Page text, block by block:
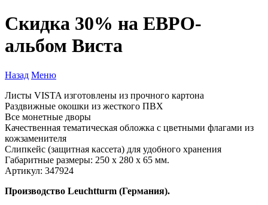
Скидка 30% на ЕВРО-
альбом Виста
Назад Меню
Листы VISTA изготовлены из прочного картона
Раздвижные окошки из жесткого ПВХ
Все монетные дворы
Качественная тематическая обложка с цветными флагами из
кожзаменителя
Слипкейс (защитная кассета) для удобного хранения
Габаритные размеры: 250 х 280 х 65 мм.
Артикул: 347924
Производство Leuchtturm (Германия).